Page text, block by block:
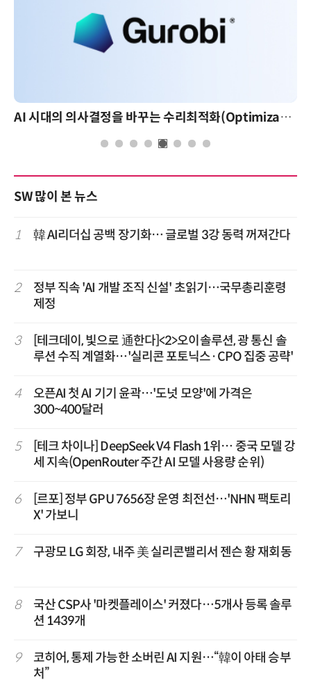
AI 시대의 의사결정을 바꾸는 수리최적화(Optimization): 실제 산업 적용 사례와 활용 전략
SW 많이 본 뉴스
1 韓 AI리더십 공백 장기화… 글로벌 3강 동력 꺼져간다
2
정부 직속 'AI 개발 조직 신설' 초읽기…국무총리훈령
제정
3
[테크데이, 빛으로 通한다]<2>오이솔루션, 광 통신 솔
루션 수직 계열화…'실리콘 포토닉스·CPO 집중 공략'
4
오픈AI 첫 AI 기기 윤곽…'도넛 모양'에 가격은
300~400달러
5
[테크 차이나] DeepSeek V4 Flash 1위… 중국 모델 강
세 지속(OpenRouter 주간 AI 모델 사용량 순위)
6
[르포] 정부 GPU 7656장 운영 최전선…'NHN 팩토리
X' 가보니
7 구광모 LG 회장, 내주 美 실리콘밸리서 젠슨 황 재회동
8
국산 CSP사 '마켓플레이스' 커졌다…5개사 등록 솔루
션 1439개
9
코히어, 통제 가능한 소버린 AI 지원…“韓이 아태 승부
처”